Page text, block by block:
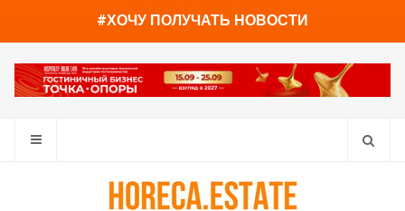
#ХОЧУ ПОЛУЧАТЬ НОВОСТИ